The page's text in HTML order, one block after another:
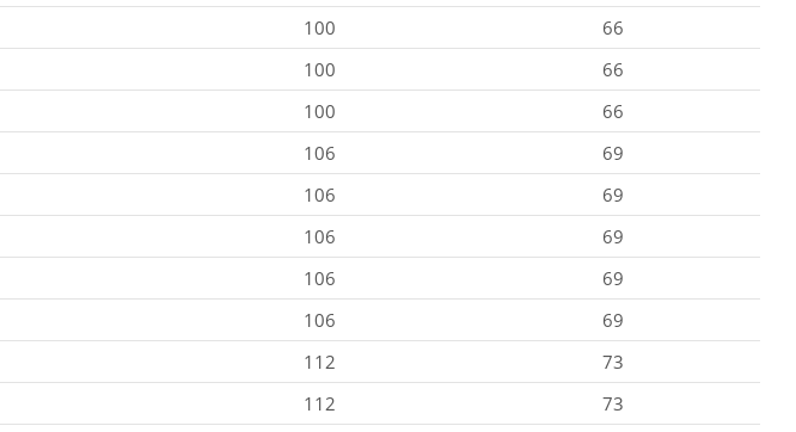
100
66
100
66
100
66
106
69
106
69
106
69
106
69
106
69
112
73
112
73